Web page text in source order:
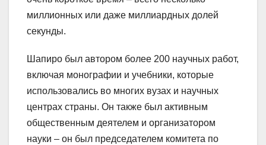
миллионных или даже миллиардных долей
секунды.
Шапиро был автором более 200 научных работ,
включая монографии и учебники, которые
использовались во многих вузах и научных
центрах страны. Он также был активным
общественным деятелем и организатором
науки – он был председателем комитета по